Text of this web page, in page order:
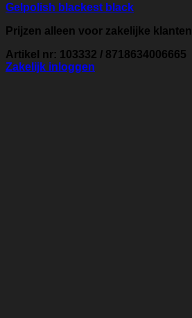
Gelpolish blackest black
Prijzen alleen voor zakelijke klanten
Artikel nr: 103332 / 8718634006665
Zakelijk inloggen